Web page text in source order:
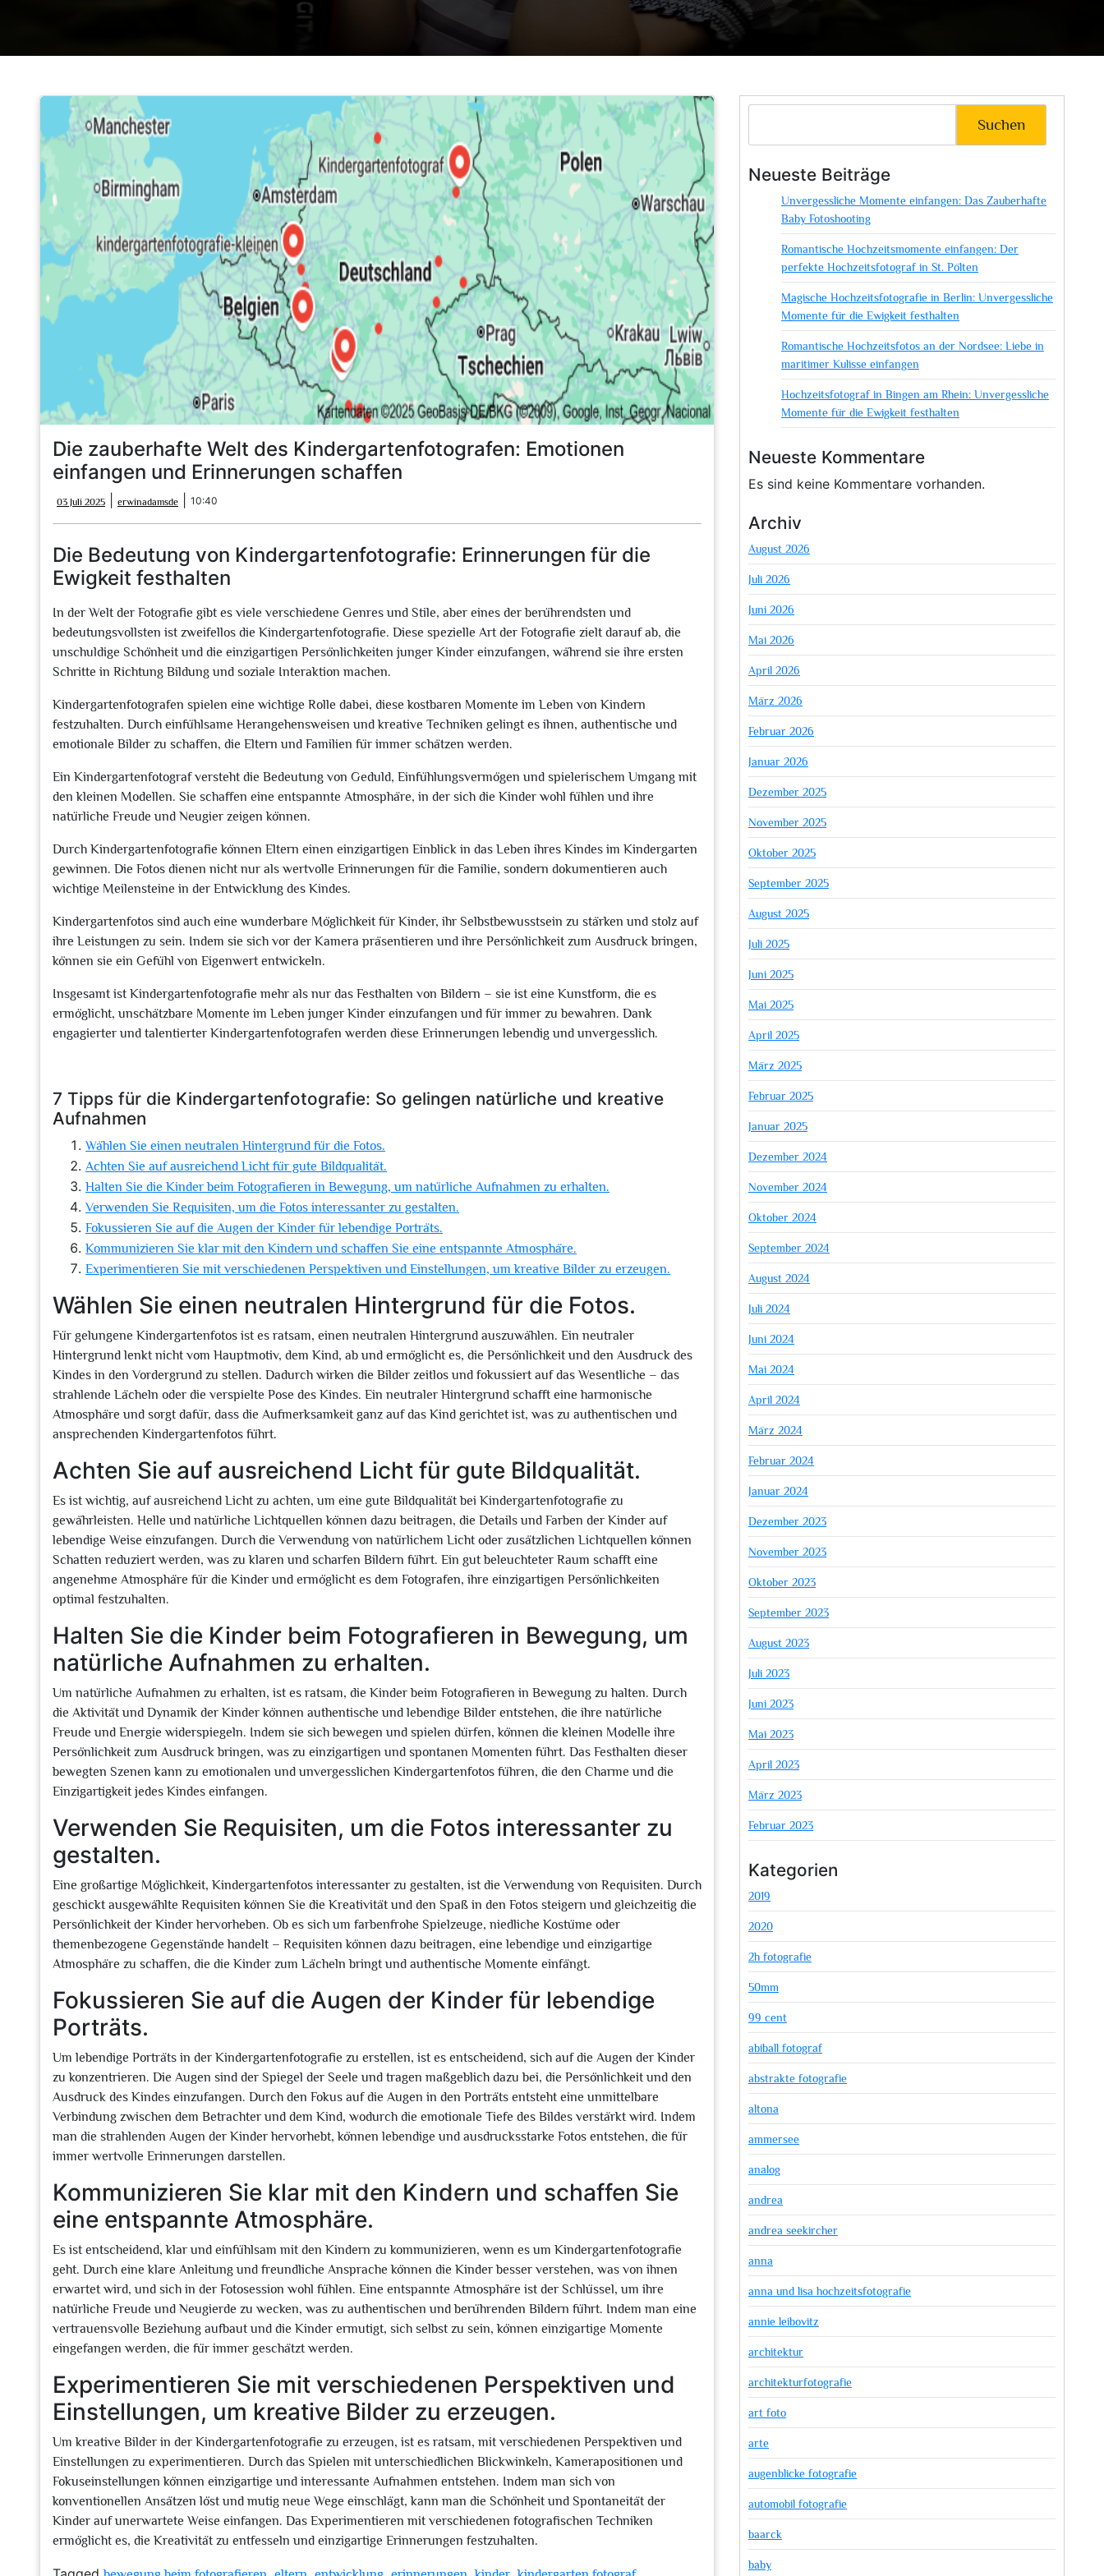
Die zauberhafte Welt des Kindergartenfotografen: Emotionen
einfangen und Erinnerungen schaffen
03 Juli 2025
Juli
2025
erwinadamsde erwinadamsde
10:40
Die Bedeutung von Kindergartenfotografie: Erinnerungen für die
Ewigkeit festhalten
In der Welt der Fotografie gibt es viele verschiedene Genres und Stile, aber eines der berührendsten und
bedeutungsvollsten ist zweifellos die Kindergartenfotografie. Diese spezielle Art der Fotografie zielt darauf ab, die
unschuldige Schönheit und die einzigartigen Persönlichkeiten junger Kinder einzufangen, während sie ihre ersten
Schritte in Richtung Bildung und soziale Interaktion machen.
Kindergartenfotografen spielen eine wichtige Rolle dabei, diese kostbaren Momente im Leben von Kindern
festzuhalten. Durch einfühlsame Herangehensweisen und kreative Techniken gelingt es ihnen, authentische und
emotionale Bilder zu schaffen, die Eltern und Familien für immer schätzen werden.
Ein Kindergartenfotograf versteht die Bedeutung von Geduld, Einfühlungsvermögen und spielerischem Umgang mit
den kleinen Modellen. Sie schaffen eine entspannte Atmosphäre, in der sich die Kinder wohl fühlen und ihre
natürliche Freude und Neugier zeigen können.
Durch Kindergartenfotografie können Eltern einen einzigartigen Einblick in das Leben ihres Kindes im Kindergarten
gewinnen. Die Fotos dienen nicht nur als wertvolle Erinnerungen für die Familie, sondern dokumentieren auch
wichtige Meilensteine in der Entwicklung des Kindes.
Kindergartenfotos sind auch eine wunderbare Möglichkeit für Kinder, ihr Selbstbewusstsein zu stärken und stolz auf
ihre Leistungen zu sein. Indem sie sich vor der Kamera präsentieren und ihre Persönlichkeit zum Ausdruck bringen,
können sie ein Gefühl von Eigenwert entwickeln.
Insgesamt ist Kindergartenfotografie mehr als nur das Festhalten von Bildern – sie ist eine Kunstform, die es
ermöglicht, unschätzbare Momente im Leben junger Kinder einzufangen und für immer zu bewahren. Dank
engagierter und talentierter Kindergartenfotografen werden diese Erinnerungen lebendig und unvergesslich.
7 Tipps für die Kindergartenfotografie: So gelingen natürliche und kreative
Aufnahmen
Wählen Sie einen neutralen Hintergrund für die Fotos.
Achten Sie auf ausreichend Licht für gute Bildqualität.
Halten Sie die Kinder beim Fotografieren in Bewegung, um natürliche Aufnahmen zu erhalten.
Verwenden Sie Requisiten, um die Fotos interessanter zu gestalten.
Fokussieren Sie auf die Augen der Kinder für lebendige Porträts.
Kommunizieren Sie klar mit den Kindern und schaffen Sie eine entspannte Atmosphäre.
Experimentieren Sie mit verschiedenen Perspektiven und Einstellungen, um kreative Bilder zu erzeugen.
Wählen Sie einen neutralen Hintergrund für die Fotos.
Für gelungene Kindergartenfotos ist es ratsam, einen neutralen Hintergrund auszuwählen. Ein neutraler
Hintergrund lenkt nicht vom Hauptmotiv, dem Kind, ab und ermöglicht es, die Persönlichkeit und den Ausdruck des
Kindes in den Vordergrund zu stellen. Dadurch wirken die Bilder zeitlos und fokussiert auf das Wesentliche – das
strahlende Lächeln oder die verspielte Pose des Kindes. Ein neutraler Hintergrund schafft eine harmonische
Atmosphäre und sorgt dafür, dass die Aufmerksamkeit ganz auf das Kind gerichtet ist, was zu authentischen und
ansprechenden Kindergartenfotos führt.
Achten Sie auf ausreichend Licht für gute Bildqualität.
Es ist wichtig, auf ausreichend Licht zu achten, um eine gute Bildqualität bei Kindergartenfotografie zu
gewährleisten. Helle und natürliche Lichtquellen können dazu beitragen, die Details und Farben der Kinder auf
lebendige Weise einzufangen. Durch die Verwendung von natürlichem Licht oder zusätzlichen Lichtquellen können
Schatten reduziert werden, was zu klaren und scharfen Bildern führt. Ein gut beleuchteter Raum schafft eine
angenehme Atmosphäre für die Kinder und ermöglicht es dem Fotografen, ihre einzigartigen Persönlichkeiten
optimal festzuhalten.
Halten Sie die Kinder beim Fotografieren in Bewegung, um
natürliche Aufnahmen zu erhalten.
Um natürliche Aufnahmen zu erhalten, ist es ratsam, die Kinder beim Fotografieren in Bewegung zu halten. Durch
die Aktivität und Dynamik der Kinder können authentische und lebendige Bilder entstehen, die ihre natürliche
Freude und Energie widerspiegeln. Indem sie sich bewegen und spielen dürfen, können die kleinen Modelle ihre
Persönlichkeit zum Ausdruck bringen, was zu einzigartigen und spontanen Momenten führt. Das Festhalten dieser
bewegten Szenen kann zu emotionalen und unvergesslichen Kindergartenfotos führen, die den Charme und die
Einzigartigkeit jedes Kindes einfangen.
Verwenden Sie Requisiten, um die Fotos interessanter zu
gestalten.
Eine großartige Möglichkeit, Kindergartenfotos interessanter zu gestalten, ist die Verwendung von Requisiten. Durch
geschickt ausgewählte Requisiten können Sie die Kreativität und den Spaß in den Fotos steigern und gleichzeitig die
Persönlichkeit der Kinder hervorheben. Ob es sich um farbenfrohe Spielzeuge, niedliche Kostüme oder
themenbezogene Gegenstände handelt – Requisiten können dazu beitragen, eine lebendige und einzigartige
Atmosphäre zu schaffen, die die Kinder zum Lächeln bringt und authentische Momente einfängt.
Fokussieren Sie auf die Augen der Kinder für lebendige
Porträts.
Um lebendige Porträts in der Kindergartenfotografie zu erstellen, ist es entscheidend, sich auf die Augen der Kinder
zu konzentrieren. Die Augen sind der Spiegel der Seele und tragen maßgeblich dazu bei, die Persönlichkeit und den
Ausdruck des Kindes einzufangen. Durch den Fokus auf die Augen in den Porträts entsteht eine unmittelbare
Verbindung zwischen dem Betrachter und dem Kind, wodurch die emotionale Tiefe des Bildes verstärkt wird. Indem
man die strahlenden Augen der Kinder hervorhebt, können lebendige und ausdrucksstarke Fotos entstehen, die für
immer wertvolle Erinnerungen darstellen.
Kommunizieren Sie klar mit den Kindern und schaffen Sie
eine entspannte Atmosphäre.
Es ist entscheidend, klar und einfühlsam mit den Kindern zu kommunizieren, wenn es um Kindergartenfotografie
geht. Durch eine klare Anleitung und freundliche Ansprache können die Kinder besser verstehen, was von ihnen
erwartet wird, und sich in der Fotosession wohl fühlen. Eine entspannte Atmosphäre ist der Schlüssel, um ihre
natürliche Freude und Neugierde zu wecken, was zu authentischen und berührenden Bildern führt. Indem man eine
vertrauensvolle Beziehung aufbaut und die Kinder ermutigt, sich selbst zu sein, können einzigartige Momente
eingefangen werden, die für immer geschätzt werden.
Experimentieren Sie mit verschiedenen Perspektiven und
Einstellungen, um kreative Bilder zu erzeugen.
Um kreative Bilder in der Kindergartenfotografie zu erzeugen, ist es ratsam, mit verschiedenen Perspektiven und
Einstellungen zu experimentieren. Durch das Spielen mit unterschiedlichen Blickwinkeln, Kamerapositionen und
Fokuseinstellungen können einzigartige und interessante Aufnahmen entstehen. Indem man sich von
konventionellen Ansätzen löst und mutig neue Wege einschlägt, kann man die Schönheit und Spontaneität der
Kinder auf unerwartete Weise einfangen. Das Experimentieren mit verschiedenen fotografischen Techniken
ermöglicht es, die Kreativität zu entfesseln und einzigartige Erinnerungen festzuhalten.
Suchen
Neueste Beiträge
Unvergessliche Momente einfangen: Das Zauberhafte
Baby Fotoshooting
Romantische Hochzeitsmomente einfangen: Der
perfekte Hochzeitsfotograf in St. Pölten
Magische Hochzeitsfotografie in Berlin: Unvergessliche
Momente für die Ewigkeit festhalten
Romantische Hochzeitsfotos an der Nordsee: Liebe in
maritimer Kulisse einfangen
Hochzeitsfotograf in Bingen am Rhein: Unvergessliche
Momente für die Ewigkeit festhalten
Neueste Kommentare
Es sind keine Kommentare vorhanden.
Archiv
August 2026
Juli 2026
Juni 2026
Mai 2026
April 2026
März 2026
Februar 2026
Januar 2026
Dezember 2025
November 2025
Oktober 2025
September 2025
August 2025
Juli 2025
Juni 2025
Mai 2025
April 2025
März 2025
Februar 2025
Januar 2025
Dezember 2024
November 2024
Oktober 2024
September 2024
August 2024
Juli 2024
Juni 2024
Mai 2024
April 2024
März 2024
Februar 2024
Januar 2024
Dezember 2023
November 2023
Oktober 2023
September 2023
August 2023
Juli 2023
Juni 2023
Mai 2023
April 2023
März 2023
Februar 2023
Kategorien
2019
2020
2h fotografie
50mm
99 cent
abiball fotograf
abstrakte fotografie
altona
ammersee
analog
andrea
andrea seekircher
anna
anna und lisa hochzeitsfotografie
annie leibovitz
architektur
architekturfotografie
art foto
arte
augenblicke fotografie
automobil fotografie
baarck
baby